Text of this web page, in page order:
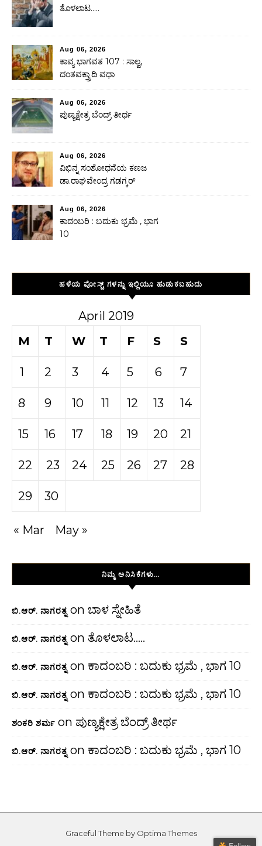
ತೊಳಲಾಟ…..
Aug 06, 2026
ಕಾವ್ಯ ಭಾಗವತ 107 : ಸಾಲ್ವ,
ದಂತವಕ್ತ್ರಾದಿ ವಧಾ
Aug 06, 2026
ಪುಣ್ಯಕ್ಷೇತ್ರ ಬೆಂದ್ರ್ ತೀರ್ಥ
Aug 06, 2026
ವಿಭಿನ್ನ ಸಂಶೋಧನೆಯ ಕಣಜ
ಡಾ.ರಾಘವೇಂದ್ರ ಗಡಗ್ಕರ್
Aug 06, 2026
ಕಾದಂಬರಿ : ಬದುಕು ಭ್ರಮೆ , ಭಾಗ
10
ಹಳೆಯ ಪೋಸ್ಟ್ ಗಳನ್ನು ಇಲ್ಲಿಯೂ ಹುಡುಕಬಹುದು
April 2019
M
T W T F S S
1 2 3 4 5 6 7
8 9 10 11 12 13 14
15 16 17 18 19 20 21
22 23 24 25 26 27 28
29 30
« Mar May »
ನಿಮ್ಮ ಅನಿಸಿಕೆಗಳು…
ಬಿ.ಆರ್. ನಾಗರತ್ನ on ಬಾಳ ಸ್ನೇಹಿತೆ
ಬಿ.ಆರ್. ನಾಗರತ್ನ on ತೊಳಲಾಟ…..
ಬಿ.ಆರ್. ನಾಗರತ್ನ on ಕಾದಂಬರಿ : ಬದುಕು ಭ್ರಮೆ , ಭಾಗ 10
ಬಿ.ಆರ್. ನಾಗರತ್ನ on ಕಾದಂಬರಿ : ಬದುಕು ಭ್ರಮೆ , ಭಾಗ 10
ಶಂಕರಿ ಶರ್ಮ on ಪುಣ್ಯಕ್ಷೇತ್ರ ಬೆಂದ್ರ್ ತೀರ್ಥ
ಬಿ.ಆರ್. ನಾಗರತ್ನ on ಕಾದಂಬರಿ : ಬದುಕು ಭ್ರಮೆ , ಭಾಗ 10
Graceful Theme by Optima Themes